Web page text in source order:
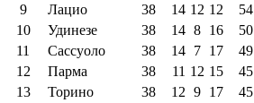
9
Лацио 38 14 12 12
54
10
Удинезе 38 14 8 16
50
11
Сассуоло 38 14 7 17
49
12
Парма 38 11 12 15
45
13
Торино 38 12 9 17
45